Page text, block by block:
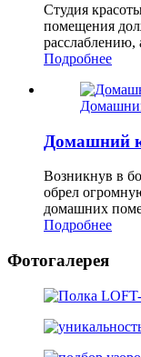
Студия
помещения
расслаблению,
Подробнее
Домашний
Возникнув в
обрел
домашних
Подробнее
Фотогалерея